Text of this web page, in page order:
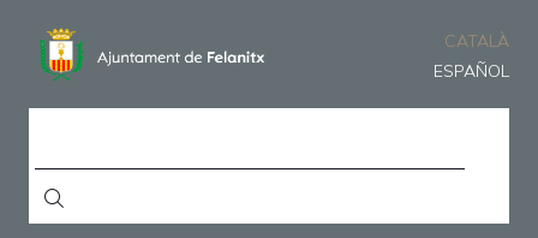
contingut
CATALÀ
ESPAÑOL